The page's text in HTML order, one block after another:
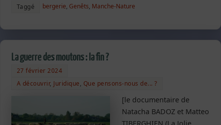
Taggé bergerie, Genêts, Manche-Nature
La guerre des moutons : la fin ?
27 février 2024
A découvrir, Juridique, Que pensons-nous de... ?
[le documentaire de
Natacha BADOZ et Matteo